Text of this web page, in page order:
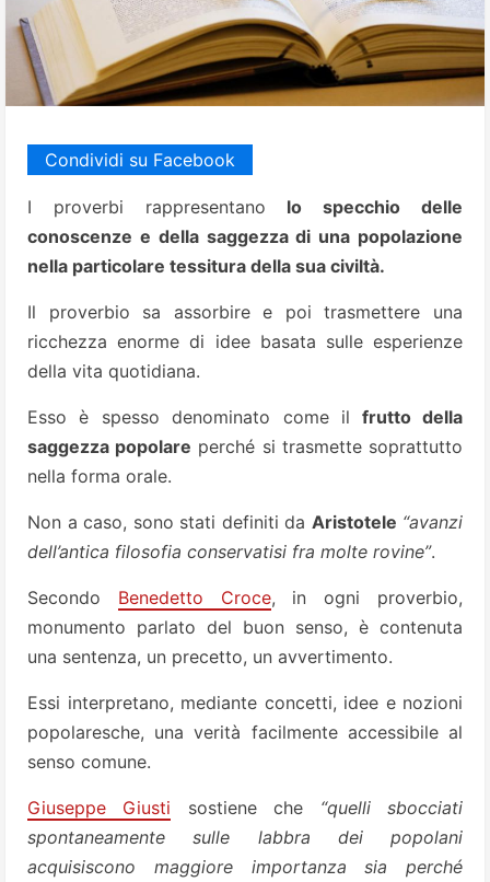
Condividi su Facebook
I proverbi rappresentano lo specchio delle
conoscenze e della saggezza di una popolazione
nella particolare tessitura della sua civiltà.
Il proverbio sa assorbire e poi trasmettere una
ricchezza enorme di idee basata sulle esperienze
della vita quotidiana.
Esso è spesso denominato come il frutto della
saggezza popolare perché si trasmette soprattutto
nella forma orale.
Non a caso, sono stati definiti da Aristotele “avanzi
dell’antica filosofia conservatisi fra molte rovine”.
Secondo Benedetto Croce, in ogni proverbio,
monumento parlato del buon senso, è contenuta
una sentenza, un precetto, un avvertimento.
Essi interpretano, mediante concetti, idee e nozioni
popolaresche, una verità facilmente accessibile al
senso comune.
Giuseppe Giusti sostiene che “quelli sbocciati
spontaneamente sulle labbra dei popolani
acquisiscono maggiore importanza sia perché